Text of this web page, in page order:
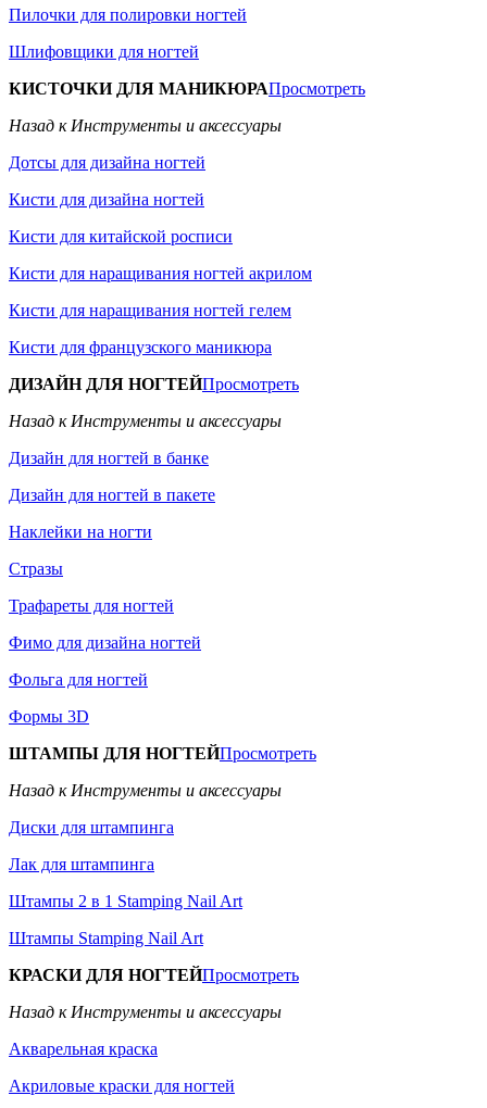
Пилочки для полировки ногтей
Шлифовщики для ногтей
КИСТОЧКИ ДЛЯ МАНИКЮРАПросмотреть
Назад к Инструменты и аксессуары
Дотсы для дизайна ногтей
Кисти для дизайна ногтей
Кисти для китайской росписи
Кисти для наращивания ногтей акрилом
Кисти для наращивания ногтей гелем
Кисти для французского маникюра
ДИЗАЙН ДЛЯ НОГТЕЙПросмотреть
Назад к Инструменты и аксессуары
Дизайн для ногтей в банке
Дизайн для ногтей в пакете
Наклейки на ногти
Стразы
Трафареты для ногтей
Фимо для дизайна ногтей
Фольга для ногтей
Формы 3D
ШТАМПЫ ДЛЯ НОГТЕЙПросмотреть
Назад к Инструменты и аксессуары
Диски для штампинга
Лак для штампинга
Штампы 2 в 1 Stamping Nail Art
Штампы Stamping Nail Art
КРАСКИ ДЛЯ НОГТЕЙПросмотреть
Назад к Инструменты и аксессуары
Акварельная краска
Акриловые краски для ногтей